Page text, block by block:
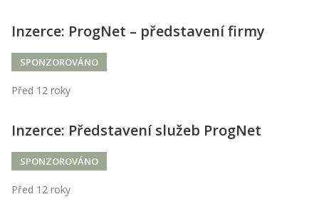
Přihlášení
Kontakt
Hledaná fráze
Inzerce: ProgNet – představení firmy
SPONZOROVÁNO
Před 12 roky
Inzerce: Představení služeb ProgNet
SPONZOROVÁNO
Před 12 roky